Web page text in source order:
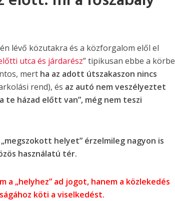
lévő közutakra és a közforgalom elől el
utca és járdarész” tipikusan ebbe a körbe
mert ha az adott útszakaszon nincs
rend), és az autó nem veszélyeztet
te házad előtt van”, még nem teszi
„megszokott helyet” érzelmileg nagyon is
használatú tér.
a „helyhez” ad jogot, hanem a közlekedés
köti a viselkedést.